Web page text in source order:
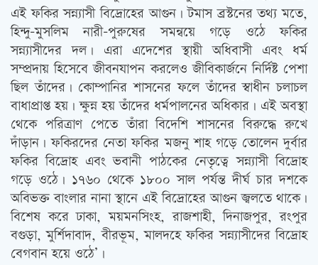
এই ফকির সন্ন্যাসী বিদ্রোহের আগুন। টমাস ব্রস্টনের তথ্য মতে,
হিন্দু-মুসলিম নারী-পুরুষের সমন্বয়ে গড়ে ওঠে ফকির
সন্ন্যাসীদের দল। এরা এদেশের স্থায়ী অধিবাসী এবং ধর্ম
সম্প্রদায় হিসেবে জীবনযাপন করলেও জীবিকার্জনে নির্দিষ্ট পেশা
ছিল তাঁদের। কোম্পানির শাসনের ফলে তাঁদের স্বাধীন চলাচল
বাধাপ্রাপ্ত হয়। ক্ষুন্ন হয় তাঁদের ধর্মপালনের অধিকার। এই অবস্থা
থেকে পরিত্রাণ পেতে তাঁরা বিদেশি শাসনের বিরুদ্ধে রুখে
দাঁড়ান। ফকিরদের নেতা ফকির মজনু শাহ গড়ে তোলেন দুর্বার
ফকির বিদ্রোহ এবং ভবানী পাঠকের নেতৃত্বে সন্ন্যাসী বিদ্রোহ
গড়ে ওঠে। ১৭৬০ থেকে ১৮০০ সাল পর্যন্ত দীর্ঘ চার দশকে
অবিভক্ত বাংলার নানা স্থানে এই বিদ্রোহের আগুন জ্বলতে থাকে।
বিশেষ করে ঢাকা, ময়মনসিংহ, রাজশাহী, দিনাজপুর, রংপুর
বগুড়া, মুর্শিদাবাদ, বীরভূম, মালদহে ফকির সন্ন্যাসীদের বিদ্রোহ
বেগবান হয়ে ওঠে’।